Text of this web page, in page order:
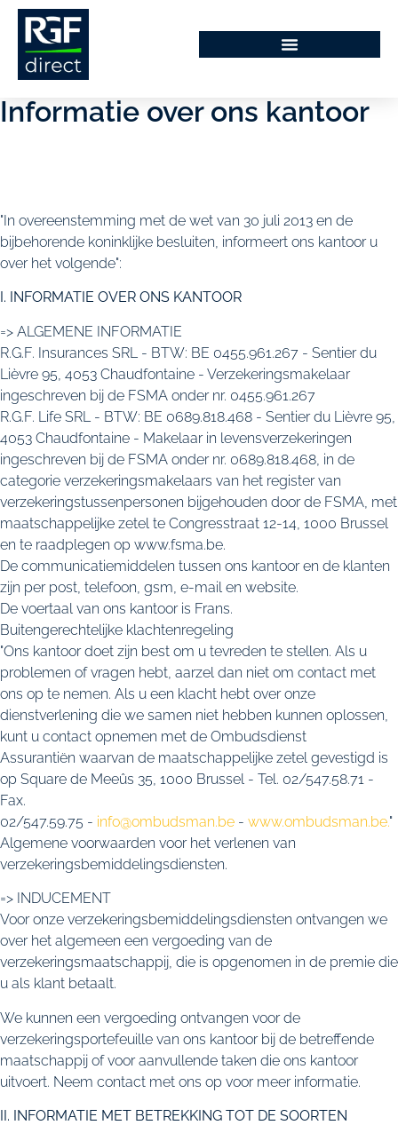
hoofdinhoud
Informatie over ons kantoor
"In overeenstemming met de wet van 30 juli 2013 en de
bijbehorende koninklijke besluiten, informeert ons kantoor u
over het volgende":
I. INFORMATIE OVER ONS KANTOOR
=> ALGEMENE INFORMATIE
R.G.F. Insurances SRL - BTW: BE 0455.961.267 - Sentier du
Lièvre 95, 4053 Chaudfontaine - Verzekeringsmakelaar
ingeschreven bij de FSMA onder nr. 0455.961.267
R.G.F. Life SRL - BTW: BE 0689.818.468 - Sentier du Lièvre 95,
4053 Chaudfontaine - Makelaar in levensverzekeringen
ingeschreven bij de FSMA onder nr. 0689.818.468, in de
categorie verzekeringsmakelaars van het register van
verzekeringstussenpersonen bijgehouden door de FSMA, met
maatschappelijke zetel te Congresstraat 12-14, 1000 Brussel
en te raadplegen op www.fsma.be.
De communicatiemiddelen tussen ons kantoor en de klanten
zijn per post, telefoon, gsm, e-mail en website.
De voertaal van ons kantoor is Frans.
Buitengerechtelijke klachtenregeling
"Ons kantoor doet zijn best om u tevreden te stellen. Als u
problemen of vragen hebt, aarzel dan niet om contact met
ons op te nemen. Als u een klacht hebt over onze
dienstverlening die we samen niet hebben kunnen oplossen,
kunt u contact opnemen met de Ombudsdienst
Assurantiën waarvan de maatschappelijke zetel gevestigd is
op Square de Meeûs 35, 1000 Brussel - Tel. 02/547.58.71 -
Fax.
02/547.59.75 - info@ombudsman.be - www.ombudsman.be."
Algemene voorwaarden voor het verlenen van
verzekeringsbemiddelingsdiensten.
=> INDUCEMENT
Voor onze verzekeringsbemiddelingsdiensten ontvangen we
over het algemeen een vergoeding van de
verzekeringsmaatschappij, die is opgenomen in de premie die
u als klant betaalt.
We kunnen een vergoeding ontvangen voor de
verzekeringsportefeuille van ons kantoor bij de betreffende
maatschappij of voor aanvullende taken die ons kantoor
uitvoert. Neem contact met ons op voor meer informatie.
II. INFORMATIE MET BETREKKING TOT DE SOORTEN